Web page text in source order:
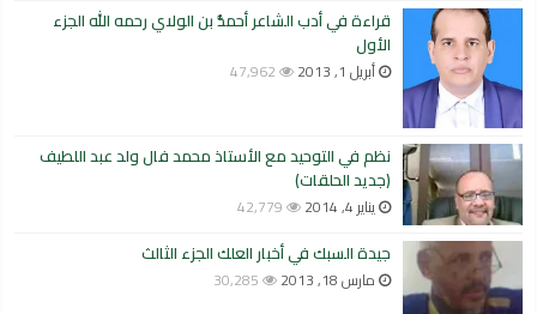
قراءة في أدب الشاعر أحمدُّ بن الولاي رحمه الله الجزء
الأول
أبريل 1, 2013 47,962
نظم في التوحيد مع الأستاذ محمد فال ولد عبد اللطيف
(جديد الحلقات)
يناير 4, 2014 42,779
جيدة السبك في أخبار العلك الجزء الثالث
مارس 18, 2013 30,285